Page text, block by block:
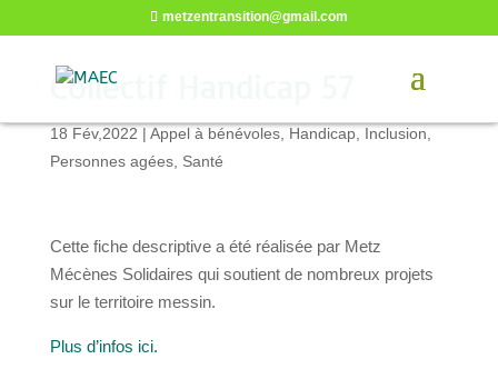
metzentransition@gmail.com
Collectif Handicap 57
18 Fév,2022 | Appel à bénévoles, Handicap, Inclusion
Personnes agées, Santé
Cette fiche descriptive a été réalisée par Metz
Mécènes Solidaires qui soutient de nombreux projets
sur le territoire messin.
Plus d’infos ici.